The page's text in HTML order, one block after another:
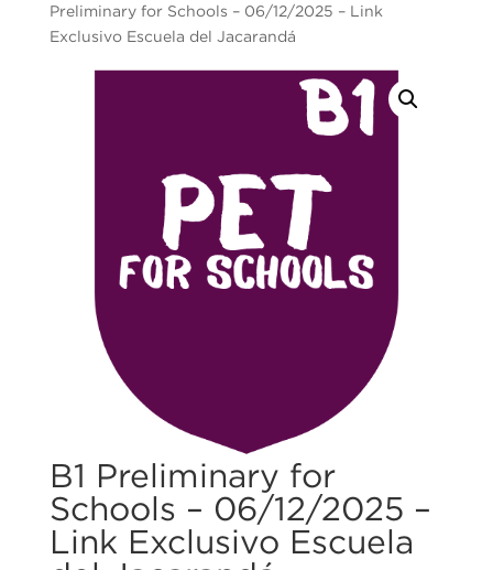
Preliminary for Schools – 06/12/2025 – Link
Exclusivo Escuela del Jacarandá
B1 Preliminary for
Schools – 06/12/2025 –
Link Exclusivo Escuela